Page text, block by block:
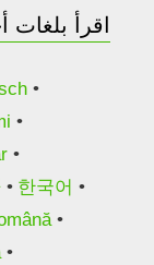
اقرأ بلغات
한국어